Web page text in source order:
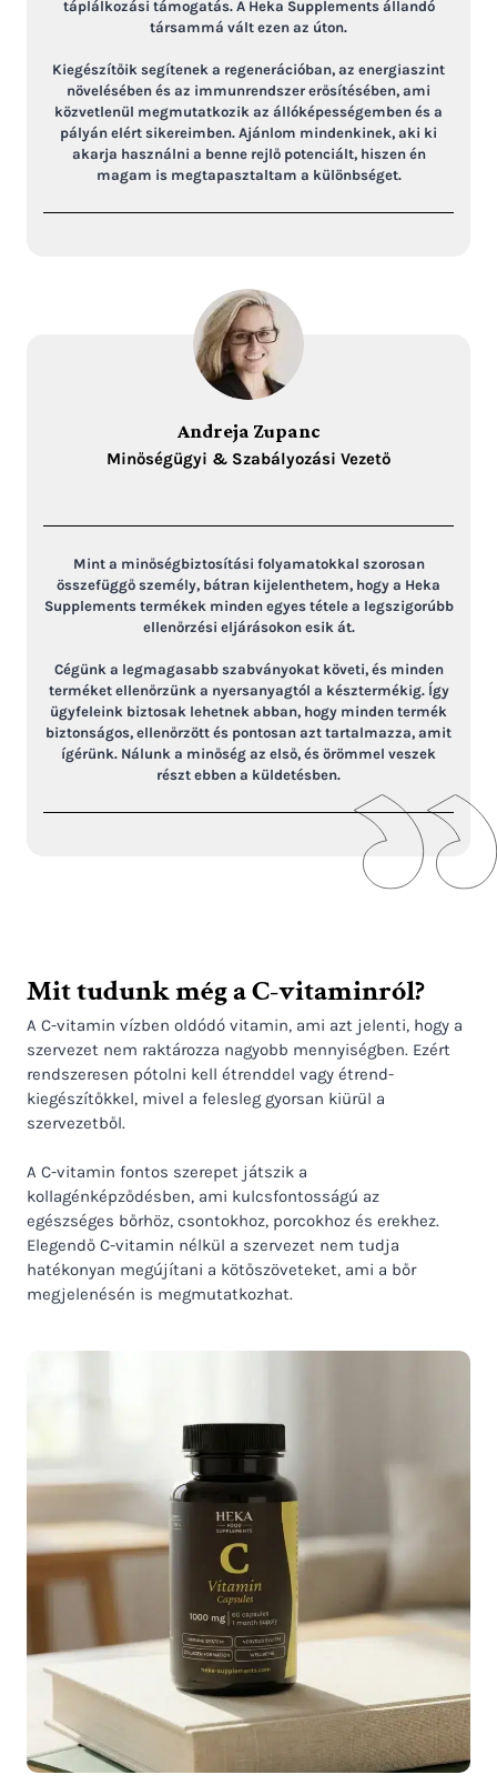
táplálkozási támogatás. A Heka Supplements állandó
társammá vált ezen az úton.
Kiegészítőik segítenek a regenerációban, az energiaszint
növelésében és az immunrendszer erősítésében, ami
közvetlenül megmutatkozik az állóképességemben és a
pályán elért sikereimben. Ajánlom mindenkinek, aki ki
akarja használni a benne rejlő potenciált, hiszen én
magam is megtapasztaltam a különbséget.
Andreja Zupanc
Minőségügyi & Szabályozási Vezető
Mint a minőségbiztosítási folyamatokkal szorosan
összefüggő személy, bátran kijelenthetem, hogy a Heka
Supplements termékek minden egyes tétele a legszigorúbb
ellenőrzési eljárásokon esik át.
Cégünk a legmagasabb szabványokat követi, és minden
terméket ellenőrzünk a nyersanyagtól a késztermékig. Így
ügyfeleink biztosak lehetnek abban, hogy minden termék
biztonságos, ellenőrzött és pontosan azt tartalmazza, amit
ígérünk. Nálunk a minőség az első, és örömmel veszek
részt ebben a küldetésben.
Mit tudunk még a C-vitaminról?
A C-vitamin vízben oldódó vitamin, ami azt jelenti, hogy a
szervezet nem raktározza nagyobb mennyiségben. Ezért
rendszeresen pótolni kell étrenddel vagy étrend-
kiegészítőkkel, mivel a felesleg gyorsan kiürül a
szervezetből.
A C-vitamin fontos szerepet játszik a
kollagénképződésben, ami kulcsfontosságú az
egészséges bőrhöz, csontokhoz, porcokhoz és erekhez.
Elegendő C-vitamin nélkül a szervezet nem tudja
hatékonyan megújítani a kötőszöveteket, ami a bőr
megjelenésén is megmutatkozhat.